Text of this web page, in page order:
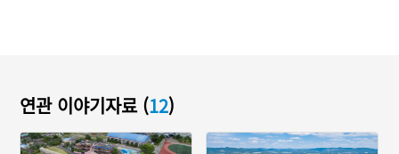
연관 이야기자료 (12)